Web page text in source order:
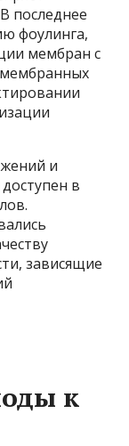
последнее
фоулинга,
мембран с
и
в
зависящие
к